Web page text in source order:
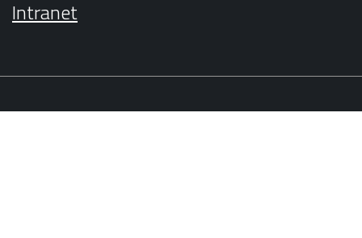
Intranet